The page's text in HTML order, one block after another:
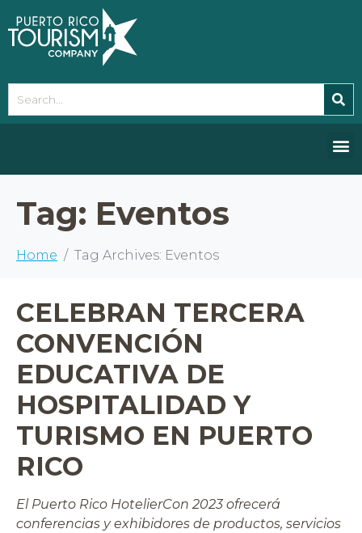
note:
This
website
accessibility
Tag: Eventos
Home Tag Archives: Eventos
CELEBRAN TERCERA
CONVENCIÓN
EDUCATIVA DE
HOSPITALIDAD Y
TURISMO EN PUERTO
RICO
El Puerto Rico HotelierCon 2023 ofrecerá
conferencias y exhibidores de productos, servicios